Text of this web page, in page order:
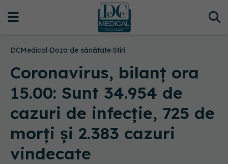
DCMedical›Doza de sănătate›Stiri
Coronavirus, bilanț ora
15.00: Sunt 34.954 de
cazuri de infecție, 725 de
morți și 2.383 cazuri
vindecate